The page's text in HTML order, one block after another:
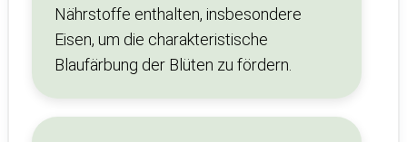
Nährstoffe enthalten, insbesondere
Eisen, um die charakteristische
Blaufärbung der Blüten zu fördern.